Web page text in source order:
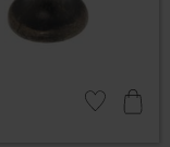
Gem som